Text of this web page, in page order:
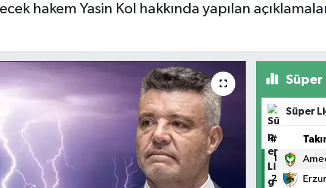
hakem Yasin Kol hakkında yapılan
Süper
Süper
#
1
2